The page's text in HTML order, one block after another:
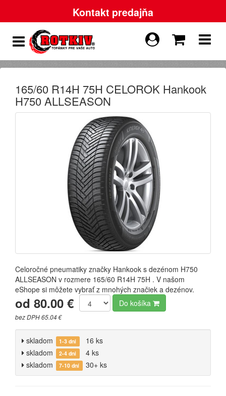
Kontakt predajňa
165/60 R14H 75H CELOROK Hankook
H750 ALLSEASON
Celoročné pneumatiky značky Hankook s dezénom H750
ALLSEASON v rozmere 165/60 R14H 75H . V našom
eShope si môžete vybrať z mnohých značiek a dezénov.
od 80.00 €
bez DPH 65.04 €
Do košíka
skladom 1-3 dni
16 ks
skladom
2-4 dni
4 ks
skladom
7-10 dní 30+ ks